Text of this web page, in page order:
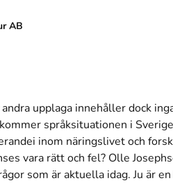
AB
upplaga innehåller dock
språksituationen i
inom näringslivet och
vara rätt och fel? Olle
som är aktuella idag. Ju är